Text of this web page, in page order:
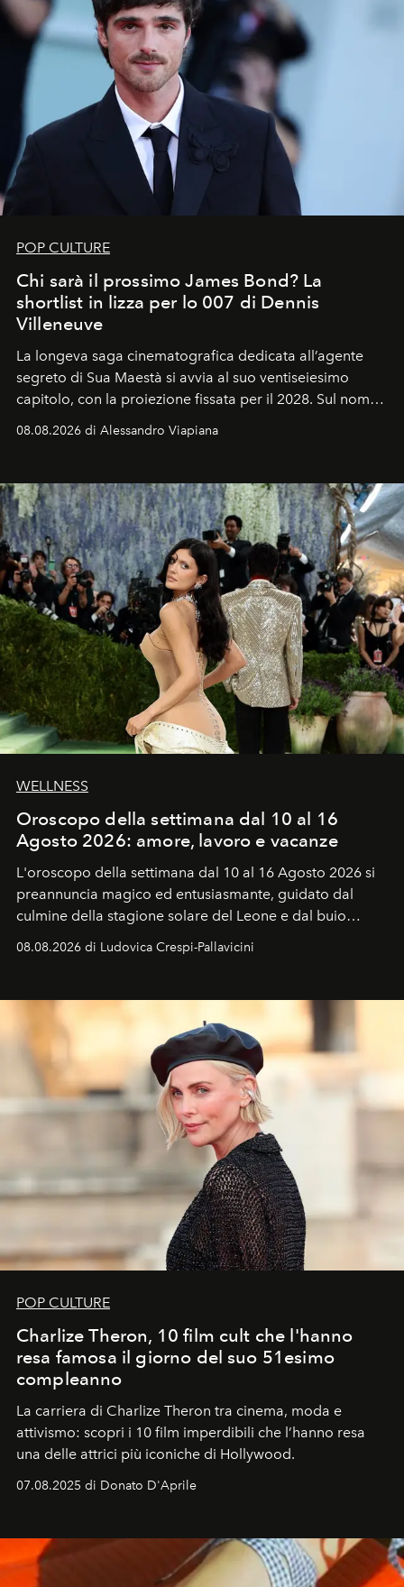
POP CULTURE
Chi sarà il prossimo James Bond? La
shortlist in lizza per lo 007 di Dennis
Villeneuve
La longeva saga cinematografica dedicata all’agente
segreto di Sua Maestà si avvia al suo ventiseiesimo
capitolo, con la proiezione fissata per il 2028. Sul nome
dell’attore chiamato a raccogliere l’eredità di Daniel
Craig, però, regna ancora il più assoluto riserbo.
08.08.2026 di Alessandro Viapiana
WELLNESS
Oroscopo della settimana dal 10 al 16
Agosto 2026: amore, lavoro e vacanze
L'oroscopo della settimana dal 10 al 16 Agosto 2026 si
preannuncia magico ed entusiasmante, guidato dal
culmine della stagione solare del Leone e dal buio
favorevole della Luna nuova in Leone del 12 agosto,
ideale per la notte delle Perseidi.
08.08.2026 di Ludovica Crespi-Pallavicini
POP CULTURE
Charlize Theron, 10 film cult che l'hanno
resa famosa il giorno del suo 51esimo
compleanno
La carriera di Charlize Theron tra cinema, moda e
attivismo: scopri i 10 film imperdibili che l’hanno resa
una delle attrici più iconiche di Hollywood.
07.08.2025 di Donato D'Aprile